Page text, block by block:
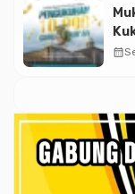
calendar_month